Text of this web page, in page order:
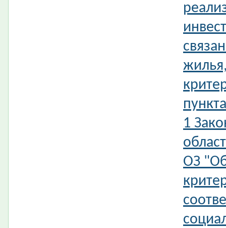
1
ОЗ